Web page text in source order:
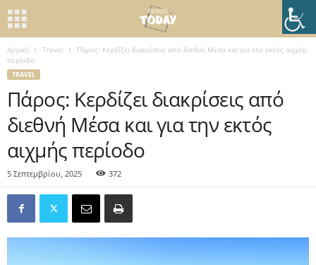
Αρχική Travel
Πάρος: Κερδίζει διακρίσεις από διεθνή Μέσα και για την εκτός αιχμής
περίοδο
TRAVEL
Πάρος: Κερδίζει διακρίσεις από
διεθνή Μέσα και για την εκτός
αιχμής περίοδο
5 Σεπτεμβρίου, 2025 372